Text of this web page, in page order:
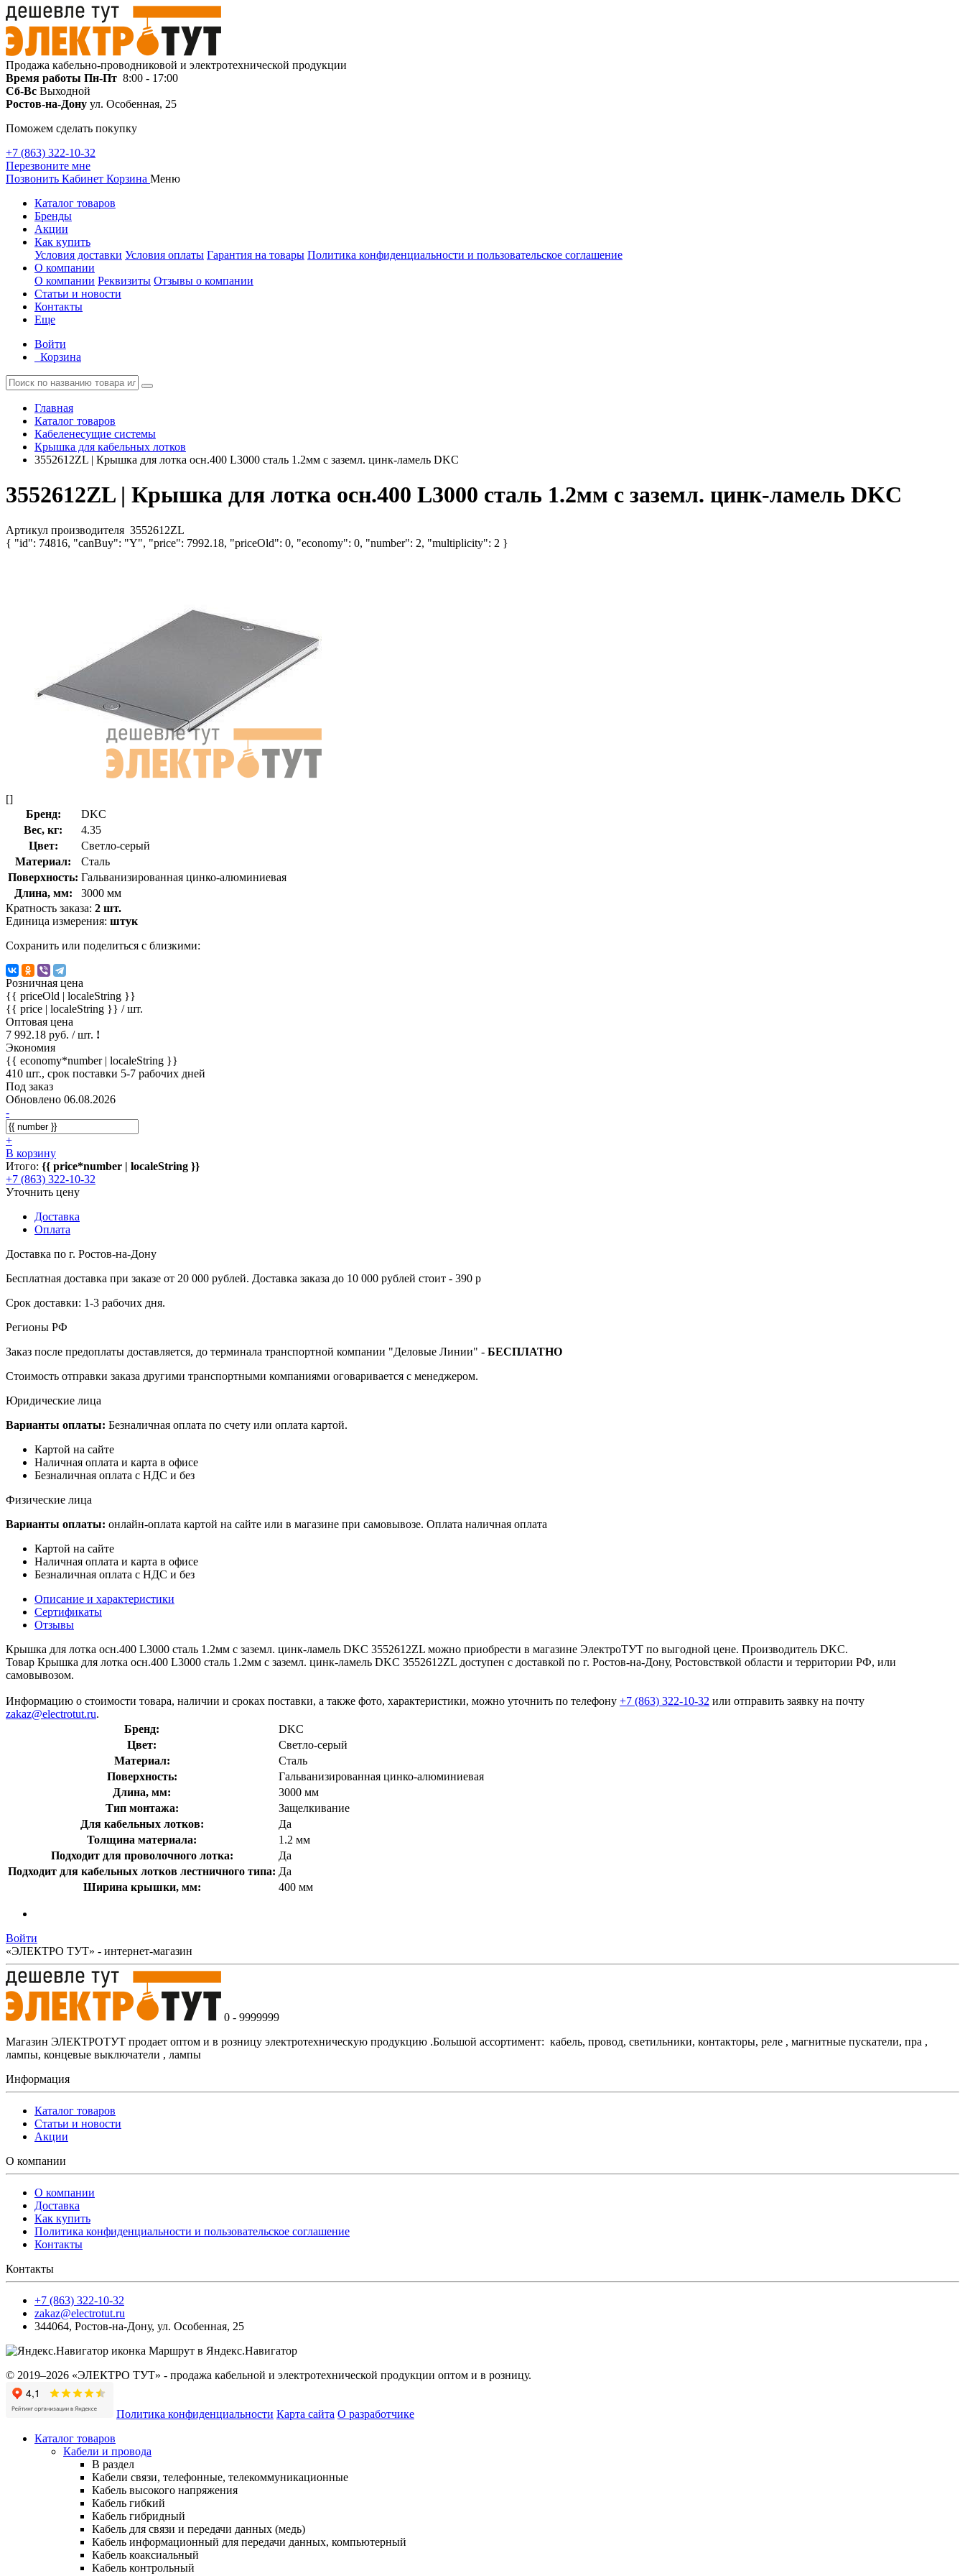
Продажа кабельно-проводниковой и электротехнической продукции
Время работы Пн-Пт 8:00 - 17:00
Сб-Вс Выходной
Ростов-на-Дону ул. Особенная, 25
Поможем сделать покупку
+7 (863) 322-10-32
Перезвоните мне
Позвонить Кабинет Корзина Меню
Каталог товаров
Бренды
Акции
Как купить
Условия доставки Условия оплаты Гарантия на товары Политика конфиденциальности и пользовательское соглашение
О компании
О компании Реквизиты Отзывы о компании
Статьи и новости
Контакты
Еще
Войти
Корзина
Главная
Каталог товаров
Кабеленесущие системы
Крышка для кабельных лотков
3552612ZL | Крышка для лотка осн.400 L3000 сталь 1.2мм с заземл. цинк-ламель DKC
3552612ZL | Крышка для лотка осн.400 L3000 сталь 1.2мм с заземл. цинк-ламель DKC
Артикул производителя 3552612ZL
{ "id": 74816, "canBuy": "Y", "price": 7992.18, "priceOld": 0, "economy": 0, "number": 2, "multiplicity": 2 }
[]
Бренд:
DKC
Вес, кг:
4.35
Цвет:
Светло-серый
Материал:
Сталь
Поверхность: Гальванизированная цинко-алюминиевая
Длина, мм:
3000 мм
Кратность заказа: 2 шт.
Единица измерения: штук
Сохранить или поделиться с близкими:
Розничная цена
{{ priceOld | localeString }}
{{ price | localeString }} / шт.
Оптовая цена
7 992.18 руб. / шт. !
Экономия
{{ economy*number | localeString }}
410 шт., срок поставки 5-7 рабочих дней
Под заказ
Обновлено 06.08.2026
-
+
В корзину
Итого: {{ price*number | localeString }}
+7 (863) 322-10-32
Уточнить цену
Доставка
Оплата
Доставка по г. Ростов-на-Дону
Бесплатная доставка при заказе от 20 000 рублей. Доставка заказа до 10 000 рублей стоит - 390 р
Срок доставки: 1-3 рабочих дня.
Регионы РФ
Заказ после предоплаты доставляется, до терминала транспортной компании "Деловые Линии" - БЕСПЛАТНО
Стоимость отправки заказа другими транспортными компаниями оговаривается с менеджером.
Юридические лица
Варианты оплаты: Безналичная оплата по счету или оплата картой.
Картой на сайте
Наличная оплата и карта в офисе
Безналичная оплата с НДС и без
Физические лица
Варианты оплаты: онлайн-оплата картой на сайте или в магазине при самовывозе. Оплата наличная оплата
Картой на сайте
Наличная оплата и карта в офисе
Безналичная оплата с НДС и без
Описание и характеристики
Сертификаты
Отзывы
Крышка для лотка осн.400 L3000 сталь 1.2мм с заземл. цинк-ламель DKC 3552612ZL можно приобрести в магазине ЭлектроТУТ по выгодной цене. Производитель DKC.
Товар Крышка для лотка осн.400 L3000 сталь 1.2мм с заземл. цинк-ламель DKC 3552612ZL доступен с доставкой по г. Ростов-на-Дону, Ростовствкой области и территории РФ, или
самовывозом.
Информацию о стоимости товара, наличии и сроках поставки, а также фото, характеристики, можно уточнить по телефону +7 (863) 322-10-32 или отправить заявку на почту
zakaz@electrotut.ru.
Бренд:
DKC
Цвет:
Светло-серый
Материал:
Сталь
Поверхность:
Гальванизированная цинко-алюминиевая
Длина, мм:
3000 мм
Тип монтажа:
Защелкивание
Для кабельных лотков:
Да
Толщина материала:
1.2 мм
Подходит для проволочного лотка:
Да
Подходит для кабельных лотков лестничного типа: Да
Ширина крышки, мм:
400 мм
Войти
«ЭЛЕКТРО ТУТ» - интернет-магазин
0 - 9999999
Магазин ЭЛЕКТРОТУТ продает оптом и в розницу электротехническую продукцию .Большой ассортимент: кабель, провод, светильники, контакторы, реле , магнитные пускатели, пра ,
лампы, концевые выключатели , лампы
Информация
Каталог товаров
Статьи и новости
Акции
О компании
О компании
Доставка
Как купить
Политика конфиденциальности и пользовательское соглашение
Контакты
Контакты
+7 (863) 322-10-32
zakaz@electrotut.ru
344064, Ростов-на-Дону, ул. Особенная, 25
Маршрут в Яндекс.Навигатор
© 2019–2026 «ЭЛЕКТРО ТУТ» - продажа кабельной и электротехнической продукции оптом и в розницу.
Политика конфиденциальности Карта сайта О разработчике
Каталог товаров
Кабели и провода
В раздел
Кабели связи, телефонные, телекоммуникационные
Кабель высокого напряжения
Кабель гибкий
Кабель гибридный
Кабель для связи и передачи данных (медь)
Кабель информационный для передачи данных, компьютерный
Кабель коаксиальный
Кабель контрольный